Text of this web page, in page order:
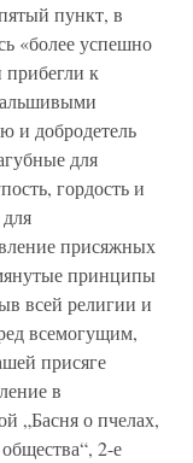
пункт, в
«более успешно
прибегли к
и добродетель
для
гордость и
присяжных
принципы
всей религии и
всемогущим,
присяге
в
„Басня о пчелах,
2-е